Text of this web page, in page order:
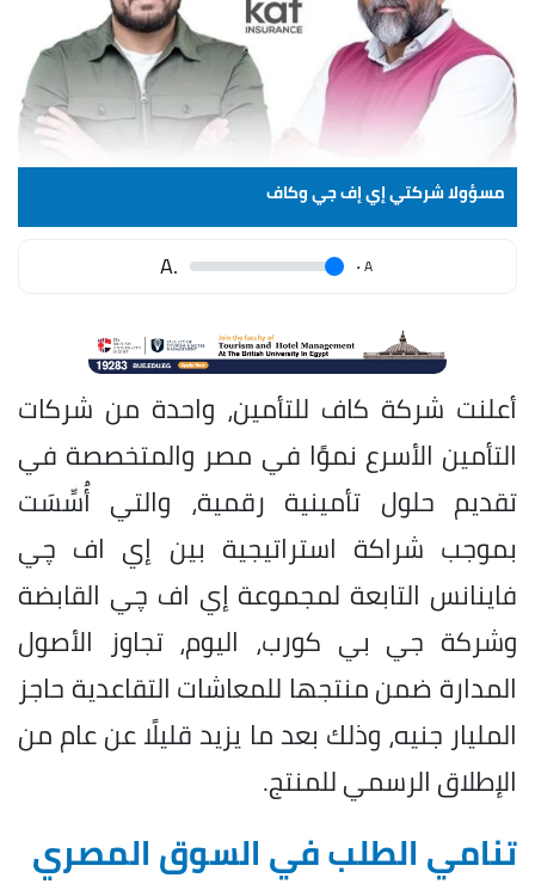
مسؤولا شركتي إي إف جي وكاف
A
.
.A
أعلنت شركة كاف للتأمين، واحدة من شركات
التأمين الأسرع نموًا في مصر والمتخصصة في
تقديم حلول تأمينية رقمية، والتي أُسِّسَت
بموجب شراكة استراتيجية بين إي اف چي
فاينانس التابعة لمجموعة إي اف چي القابضة
وشركة جي بي كورب، اليوم، تجاوز الأصول
المدارة ضمن منتجها للمعاشات التقاعدية حاجز
المليار جنيه، وذلك بعد ما يزيد قليلًا عن عام من
الإطلاق الرسمي للمنتج.
تنامي الطلب في السوق المصري